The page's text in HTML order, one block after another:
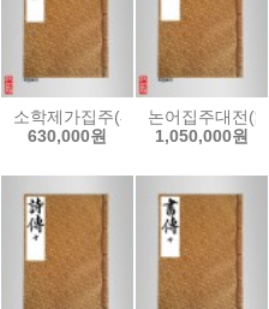
소학제가집주(小學諸家集註)
630,000원
논어집주대전(
1,050,000원